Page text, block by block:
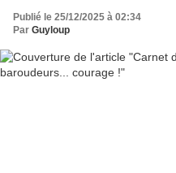
Publié le 25/12/2025 à 02:34
Par Guyloup